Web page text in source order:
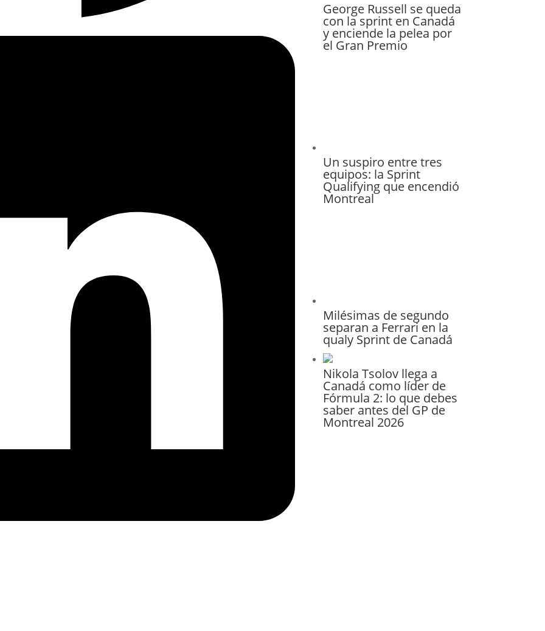
George Russell se queda
con la sprint en Canadá
y enciende la pelea por
el Gran Premio
Un suspiro entre tres
equipos: la Sprint
Qualifying que encendió
Montreal
Milésimas de segundo
separan a Ferrari en la
qualy Sprint de Canadá
Nikola Tsolov llega a
Canadá como líder de
Fórmula 2: lo que debes
saber antes del GP de
Montreal 2026